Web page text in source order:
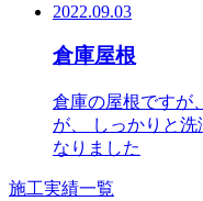
2022.09.03
倉庫屋根
倉庫の屋根ですが
が、 しっかりと
なりました
施工実績一覧